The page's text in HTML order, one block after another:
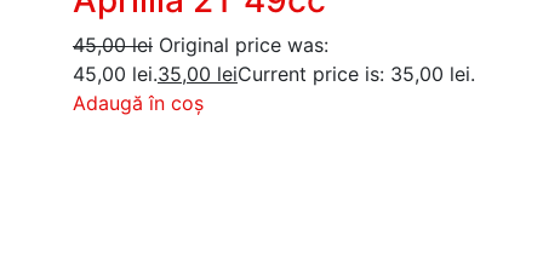
45,00lei Original price was:
45,00 lei.35,00 leiCurrent price is: 35,00 lei.
Adaugă în coș